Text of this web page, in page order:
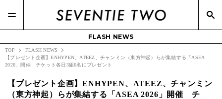
FLASH NEWS
TOP
FLASH NEWS
【プレゼント企画】ENHYPEN、ATEEZ、チャンミン（東方神起）らが集結する「ASEA
2026」開催 チケット各日3組6名にプレゼント
【プレゼント企画】ENHYPEN、ATEEZ、チャンミン
（東方神起）らが集結する「ASEA 2026」開催 チ